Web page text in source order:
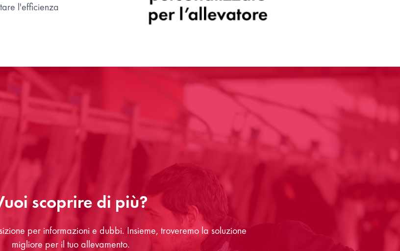
l'efficienza
scoprire di più?
per informazioni e dubbi. Insieme, troveremo la soluzione
migliore per il tuo allevamento.